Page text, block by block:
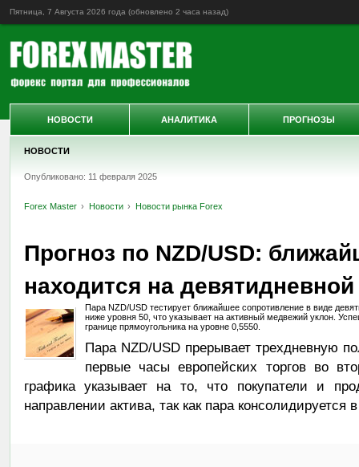
Пятница, 7 Августа 2026 года (обновлено 2 часа назад)
НОВОСТИ
Опубликовано: 11 февраля 2025
Forex Master Новости Новости рынка Forex
Прогноз по NZD/USD:
находится на
Пара NZD/USD тестирует ближайшее сопротивление в виде
ниже уровня 50, что указывает на активный медвежий уклон.
границе прямоугольника на уровне 0,5550.
Пара NZD/USD прерывает трехдневную
первые часы европейских торгов во
графика указывает на то, что покупатели и
направлении актива, так как пара
НОВОСТИ АНАЛИТИКА ПРОГНОЗЫ